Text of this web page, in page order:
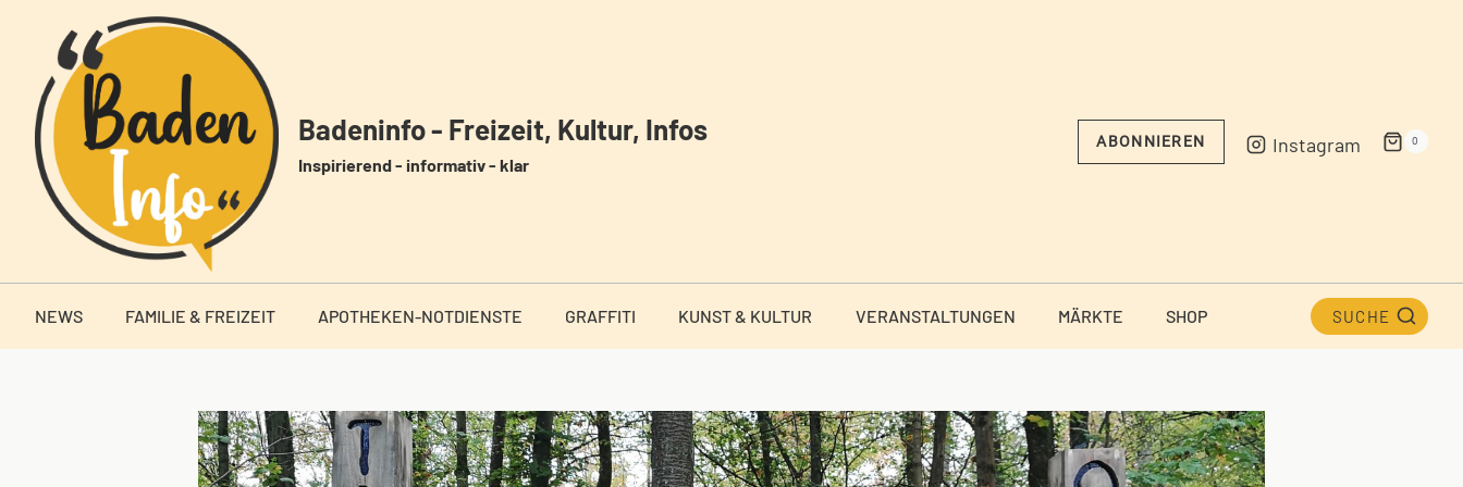
springen
Badeninfo - Freizeit, Kultur, Infos
Inspirierend - informativ - klar
ABONNIEREN Instagram 0
NEWS FAMILIE & FREIZEIT APOTHEKEN-NOTDIENSTE GRAFFITI KUNST & KULTUR VERANSTALTUNGEN MÄRKTE SHOP SUCHE